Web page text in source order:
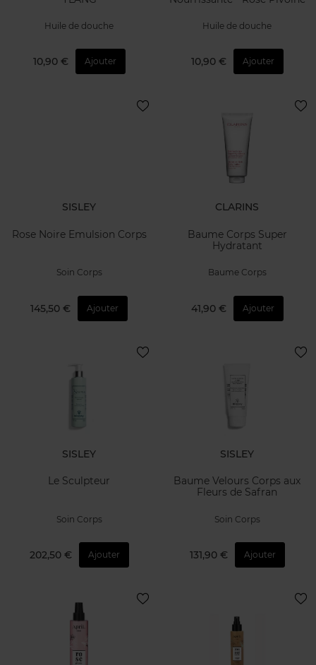
Huile de douche
10,90 € Ajouter
Huile de douche
10,90 € Ajouter
SISLEY
Rose Noire Emulsion Corps
Soin Corps
145,50 € Ajouter
CLARINS
Baume Corps Super
Hydratant
Baume Corps
41,90 € Ajouter
SISLEY
Le Sculpteur
Soin Corps
202,50 € Ajouter
SISLEY
Baume Velours Corps aux
Fleurs de Safran
Soin Corps
131,90 € Ajouter